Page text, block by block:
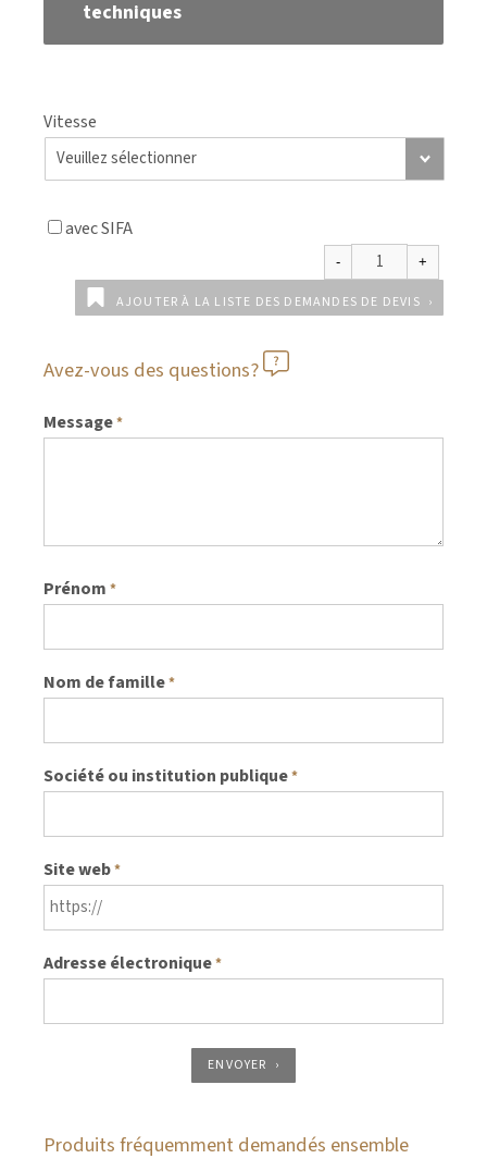
techniques
Vitesse
avec SIFA
AJOUTER À LA LISTE DES DEMANDES DE DEVIS
Avez-vous des questions?
Message*
Prénom *
Nom de famille*
Société ou institution publique*
Site web*
Adresse électronique*
ENVOYER
Produits fréquemment demandés ensemble